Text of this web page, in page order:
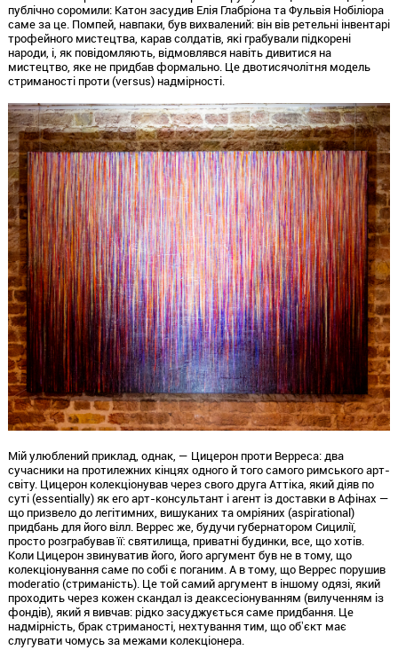
публічно соромили:Катон засудив Елія Глабріона та Фульвія Нобіліора
саме за це.Помпей, навпаки, був вихвалений:він вів ретельні інвентарі
трофейного мистецтва, карав солдатів, які грабували підкорені
народи, і, як повідомляють, відмовлявся навіть дивитися на
мистецтво, яке не придбав формально.Це двотисячолітня модель
стриманості проти (versus) надмірності.
Мій улюблений приклад, однак, — Цицерон проти Верреса:два
сучасники на протилежних кінцях одного й того самого римського арт-
світу.Цицерон колекціонував через свого друга Аттіка, який діяв по
суті (essentially) як его арт-консультант і агент із доставки в Афінах —
що призвело до легітимних, вишуканих та омріяних (aspirational)
придбань для його вілл.Веррес же, будучи губернатором Сицилії,
просто розграбував її:святилища, приватні будинки, все, що хотів.
Коли Цицерон звинуватив його, його аргумент був не в тому, що
колекціонування саме по собі є поганим.А в тому, що Веррес порушив
moderatio(стриманість).Це той самий аргумент в іншому одязі, який
проходить через кожен скандал із деаксесіонуванням (вилученням із
фондів), який я вивчав:рідко засуджується саме придбання.Це
надмірність, брак стриманості, нехтування тим, що обʼєкт має
слугувати чомусь за межами колекціонера.